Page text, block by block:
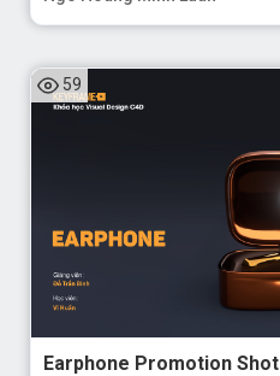
59
Earphone Promotion Shot